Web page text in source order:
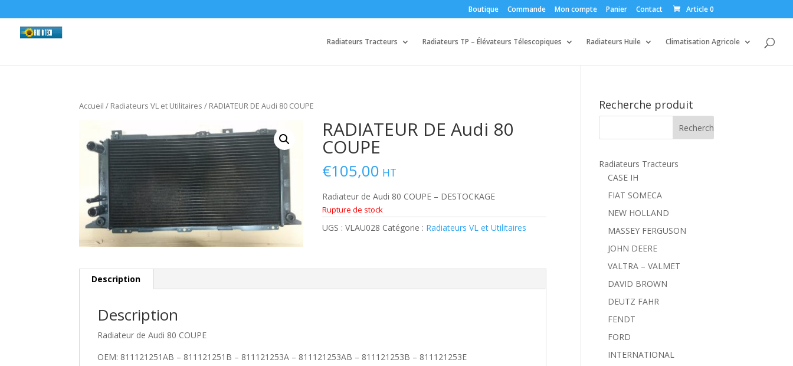
Boutique Commande Mon compte Panier Contact Article 0
Radiateurs Tracteurs Radiateurs TP – Élévateurs Télescopiques Radiateurs Huile Climatisation Agricole
Accueil / Radiateurs VL et Utilitaires / RADIATEUR DE Audi 80 COUPE
RADIATEUR DE Audi 80
COUPE
€105,00 HT
Radiateur de Audi 80 COUPE – DESTOCKAGE
Rupture de stock
UGS :VLAU028 Catégorie : Radiateurs VL et Utilitaires
Description
Description
Radiateur de Audi 80 COUPE
OEM: 811121251AB – 811121251B – 811121253A – 811121253AB – 811121253B – 811121253E
Recherche produit
Radiateurs Tracteurs
CASE IH
FIAT SOMECA
NEW HOLLAND
MASSEY FERGUSON
JOHN DEERE
VALTRA – VALMET
DAVID BROWN
DEUTZ FAHR
FENDT
FORD
INTERNATIONAL